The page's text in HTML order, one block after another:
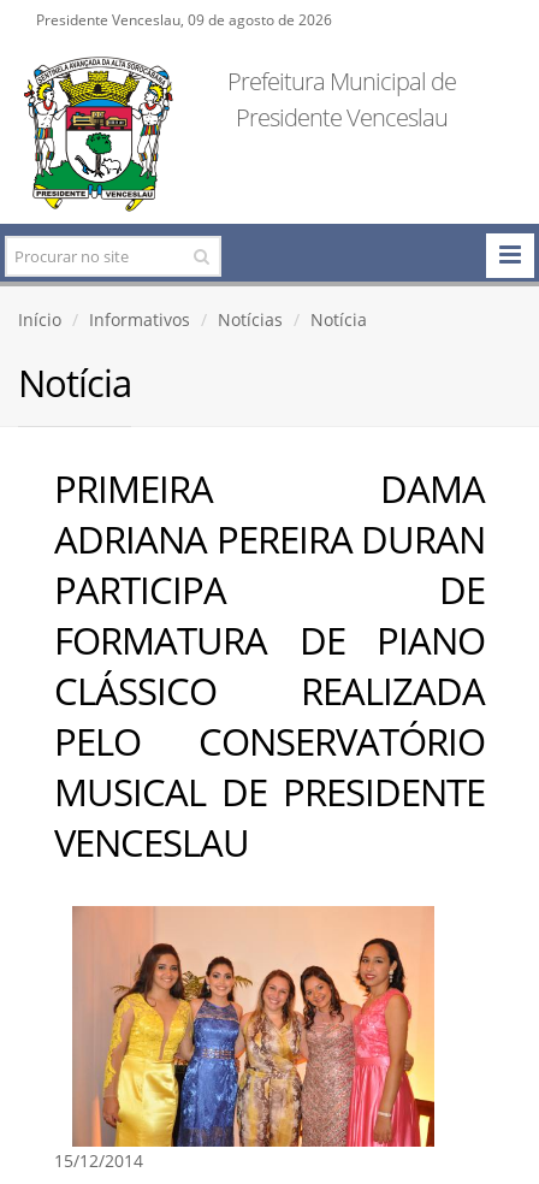
Presidente Venceslau, 09 de agosto de 2026
Prefeitura Municipal de
Presidente Venceslau
Início Informativos Notícias Notícia
Notícia
PRIMEIRA DAMA
ADRIANA PEREIRA DURAN
PARTICIPA DE
FORMATURA DE PIANO
CLÁSSICO REALIZADA
PELO CONSERVATÓRIO
MUSICAL DE PRESIDENTE
VENCESLAU
15/12/2014